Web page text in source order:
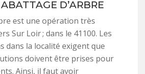
D’ARBRE
est une opération très
Sur Loir ; dans le 41100. Les
dans la localité exigent que
doivent être prises pour
Ainsi, il faut avoir